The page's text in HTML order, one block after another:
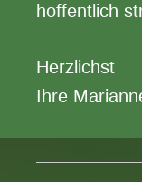
hoffentlich
Herzlichst
Ihre